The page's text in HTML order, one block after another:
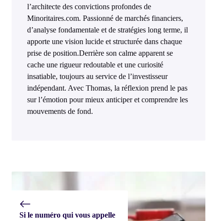
l’architecte des convictions profondes de
Minoritaires.com. Passionné de marchés financiers,
d’analyse fondamentale et de stratégies long terme, il
apporte une vision lucide et structurée dans chaque
prise de position.Derrière son calme apparent se
cache une rigueur redoutable et une curiosité
insatiable, toujours au service de l’investisseur
indépendant. Avec Thomas, la réflexion prend le pas
sur l’émotion pour mieux anticiper et comprendre les
mouvements de fond.
Si le numéro qui vous appelle